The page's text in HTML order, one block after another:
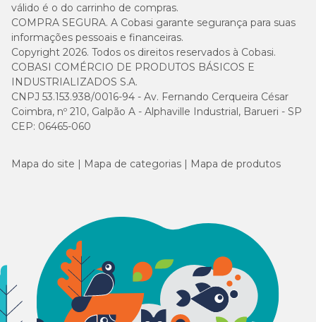
válido é o do carrinho de compras.
COMPRA SEGURA. A Cobasi garante segurança para suas
informações pessoais e financeiras.
Copyright 2026. Todos os direitos reservados à Cobasi.
COBASI COMÉRCIO DE PRODUTOS BÁSICOS E
INDUSTRIALIZADOS S.A.
CNPJ 53.153.938/0016-94 - Av. Fernando Cerqueira César
Coimbra, nº 210, Galpão A - Alphaville Industrial, Barueri - SP
CEP: 06465-060
Mapa do site Mapa de categorias Mapa de produtos